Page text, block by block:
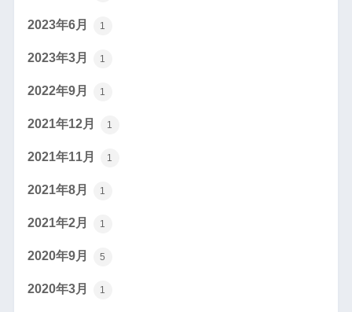
2023年6月 1
2023年3月 1
2022年9月 1
2021年12月 1
2021年11月 1
2021年8月 1
2021年2月 1
2020年9月 5
2020年3月 1